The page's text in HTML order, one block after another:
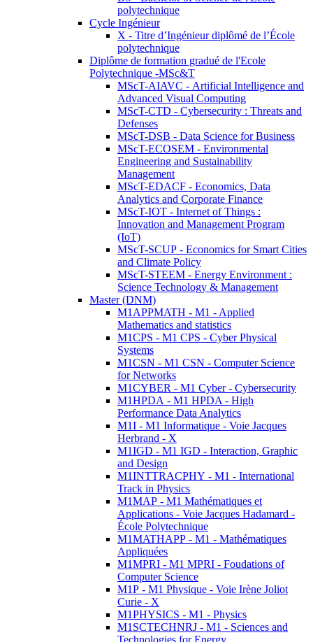
polytechnique
Cycle Ingénieur
X - Titre d’Ingénieur diplômé de l’École
polytechnique
Diplôme de formation gradué de l'Ecole
Polytechnique -MSc&T
MScT-AIAVC - Artificial Intelligence and
Advanced Visual Computing
MScT-CTD - Cybersecurity : Threats and
Defenses
MScT-DSB - Data Science for Business
MScT-ECOSEM - Environmental
Engineering and Sustainability
Management
MScT-EDACF - Economics, Data
Analytics and Corporate Finance
MScT-IOT - Internet of Things :
Innovation and Management Program
(IoT)
MScT-SCUP - Economics for Smart Cities
and Climate Policy
MScT-STEEM - Energy Environment :
Science Technology & Management
Master (DNM)
M1APPMATH - M1 - Applied
Mathematics and statistics
M1CPS - M1 CPS - Cyber Physical
Systems
M1CSN - M1 CSN - Computer Science
for Networks
M1CYBER - M1 Cyber - Cybersecurity
M1HPDA - M1 HPDA - High
Performance Data Analytics
M1I - M1 Informatique - Voie Jacques
Herbrand - X
M1IGD - M1 IGD - Interaction, Graphic
and Design
M1INTTRACPHY - M1 - International
Track in Physics
M1MAP - M1 Mathématiques et
Applications - Voie Jacques Hadamard -
École Polytechnique
M1MATHAPP - M1 - Mathématiques
Appliquées
M1MPRI - M1 MPRI - Foudations of
Computer Science
M1P - M1 Physique - Voie Irène Joliot
Curie - X
M1PHYSICS - M1 - Physics
M1SCTECHNRJ - M1 - Sciences and
Technologies for Energy